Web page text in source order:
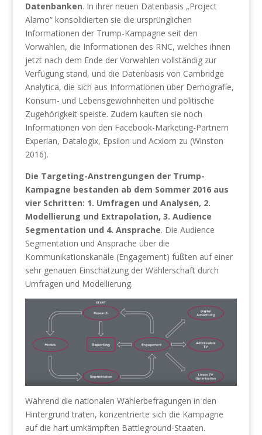
Datenbanken. In ihrer neuen Datenbasis „Project
Alamo“ konsolidierten sie die ursprünglichen
Informationen der Trump-Kampagne seit den
Vorwahlen, die Informationen des RNC, welches ihnen
jetzt nach dem Ende der Vorwahlen vollständig zur
Verfügung stand, und die Datenbasis von Cambridge
Analytica, die sich aus Informationen über Demografie,
Konsum- und Lebensgewohnheiten und politische
Zugehörigkeit speiste. Zudem kauften sie noch
Informationen von den Facebook-Marketing-Partnern
Experian, Datalogix, Epsilon und Acxiom zu (Winston
2016).
Die Targeting-Anstrengungen der Trump-
Kampagne bestanden ab dem Sommer 2016 aus
vier Schritten: 1. Umfragen und Analysen, 2.
Modellierung und Extrapolation, 3. Audience
Segmentation und 4. Ansprache. Die Audience
Segmentation und Ansprache über die
Kommunikationskanäle (Engagement) fußten auf einer
sehr genauen Einschätzung der Wählerschaft durch
Umfragen und Modellierung.
Während die nationalen Wählerbefragungen in den
Hintergrund traten, konzentrierte sich die Kampagne
auf die hart umkämpften Battleground-Staaten.